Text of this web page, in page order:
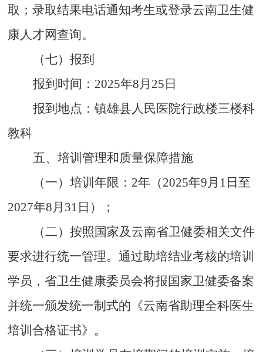
取；录取结果电话通知考生或登录云南卫生健
康人才网查询。
（七）报到
报到时间： 2025年8月 25 日
报到地点：镇雄县人民医院行政楼三楼科
教科
五、培训管理和质量保障措施
（一）培训年限： 2年（2025年9月 1 日至
2027年8月 31 日）；
（二）按照国家及云南省卫健委相关文件
要求进行统一管理。通过助培结业考核的培训
学员，省卫生健康委员会将报国家卫健委备案
并统一颁发统一制式的《云南省助理全科医生
培训合格证书》。